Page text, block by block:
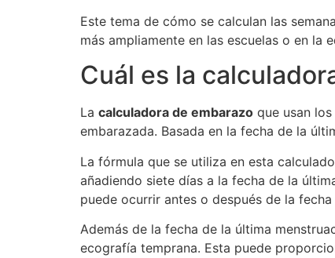
Este tema de cómo se calculan las
más ampliamente en las escuelas o en la
Cuál es la
La calculadora de embarazo que usan
embarazada. Basada en la fecha de la
La fórmula que se utiliza en esta
añadiendo siete días a la fecha de la
puede ocurrir antes o después de la fecha
Además de la fecha de la última
ecografía temprana. Esta puede